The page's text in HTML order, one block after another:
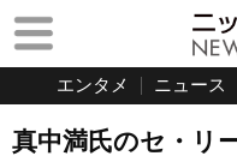
エンタメ ニュース
真中満氏のセ・リ